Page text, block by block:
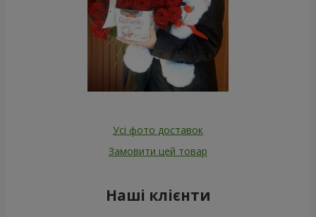
Усі фото доставок
Замовити цей товар
Наші клієнти